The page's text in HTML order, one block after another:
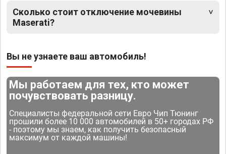
Сколько стоит отключение мочевины
Maserati?
Вы не узнаете ваш автомобиль!
Мы работаем для тех, кто может
почувствовать разницу.
Специалисты федеральной сети Евро Чип Тюнинг
прошили более 10 000 автомобилей в 50+ городах РФ
- поэтому мы знаем, как получить безопасный
максимум от каждой машины!